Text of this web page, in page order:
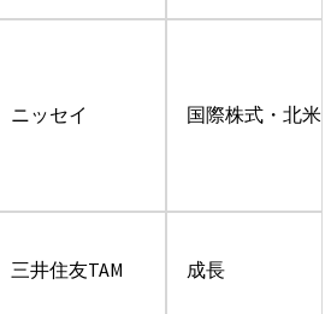
ニッセイ 国際株式・北米
三井住友TAM 成長